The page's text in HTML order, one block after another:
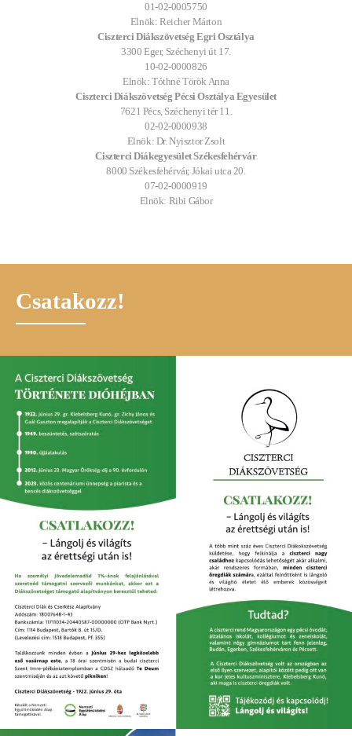
01-02-0005750
Elnök: Reicher Márton
Ciszterci Diákszövetség Egri Osztálya
3300 Eger, Széchenyi út 17.
10-02-0000826
Elnök: Tóthné Török Anna
Ciszterci Diákszövetség Pécsi Osztálya Egyesület
7621 Pécs, Széchenyi tér 11.
02-02-0000938
Elnök: Dr. Nyisztor Zsolt
Ciszterci Diákegyesület Székesfehérvár
8000 Székesfehérvár, Jókai utca 20.
07-02-0000919
Elnök: Ribi Gábor
Csatakozz!